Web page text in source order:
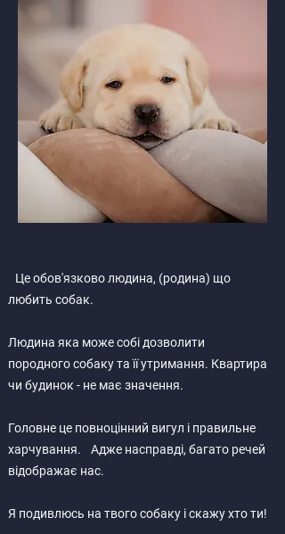
Це обов'язково людина, (родина) що
любить собак.
Людина яка може собі дозволити
породного собаку та її утримання. Квартира
чи будинок - не має значення.
Головне це повноцінний вигул і правильне
харчування. Адже насправді, багато речей
відображає нас.
Я подивлюсь на твого собаку і скажу хто ти!